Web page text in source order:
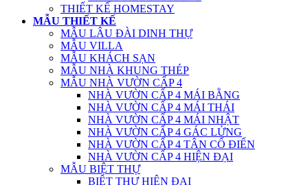
THIẾT KẾ HOMESTAY
MẪU THIẾT KẾ
MẪU LÂU ĐÀI DINH THỰ
MẪU VILLA
MẪU KHÁCH SẠN
MẪU NHÀ KHUNG THÉP
MẪU NHÀ VƯỜN CẤP 4
NHÀ VƯỜN CẤP 4 MÁI BẰNG
NHÀ VƯỜN CẤP 4 MÁI THÁI
NHÀ VƯỜN CẤP 4 MÁI NHẬT
NHÀ VƯỜN CẤP 4 GÁC LỬNG
NHÀ VƯỜN CẤP 4 TÂN CỔ ĐIỂN
NHÀ VƯỜN CẤP 4 HIỆN ĐẠI
MẪU BIỆT THỰ
BIỆT THỰ HIỆN ĐẠI